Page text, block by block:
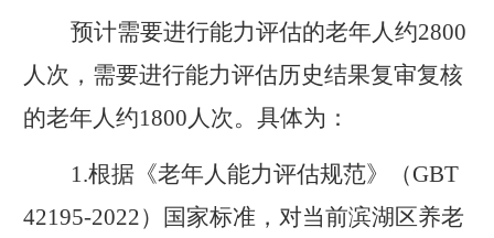
预计需要进行能力评估的老年人约2800
人次，需要进行能力评估历史结果复审复核
的老年人约1800人次。具体为：
1.根据《老年人能力评估规范》（GBT
42195-2022）国家标准，对当前滨湖区养老